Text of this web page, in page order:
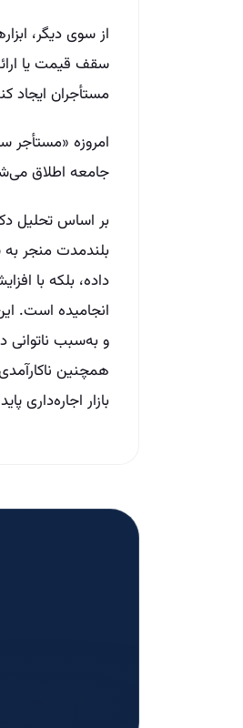
از سوی دیگر،
سقف قیمت یا
مستأجران ایجاد
امروزه «مستأجر
جامعه اطلاق
بر اساس تحلیل
بلندمدت منجر
داده، بلکه با
انجامیده است.
و به‌سبب ناتوانی
همچنین
بازار اجاره‌داری